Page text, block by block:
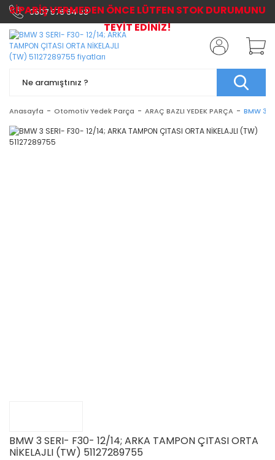
0507 576 64 03
Anasayfa Otomotiv Yedek Parça ARAÇ BAZLI YEDEK PARÇA BMW 3
BMW 3 SERI- F30- 12/14; ARKA TAMPON ÇITASI ORTA
NİKELAJLI (TW) 51127289755
SİPARİŞ VERMEDEN ÖNCE LÜTFEN STOK DURUMUNU
TEYİT EDİNİZ!